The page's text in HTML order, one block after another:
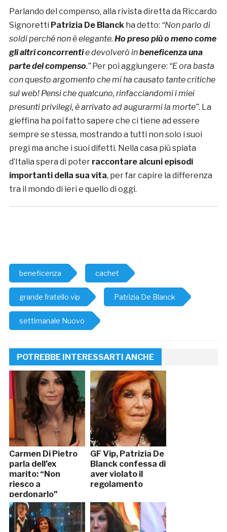
Parlando del compenso, alla rivista diretta da Riccardo
Signoretti Patrizia De Blanck ha detto: “Non parlo di
soldi perché non è elegante. Ho preso più o meno come
gli altri concorrentie devolverò inbeneficenza una
parte del compenso.”Per poi aggiungere: “E ora basta
con questo argomento che mi ha causato tante critiche
sul web! Pensi che qualcuno, rinfacciandomi i miei
presunti privilegi, è arrivato ad augurarmi la morte”. La
gieffina ha poi fatto sapere che ci tiene ad essere
sempre se stessa, mostrando a tutti non solo i suoi
pregi ma anche i suoi difetti. Nella casa più spiata
d’Italia spera di poter raccontare alcuni episodi
importanti della sua vita, per far capire la differenza
tra il mondo di ieri e quello di oggi.
beneficenza cachet
grande fratello vip Patrizia De Blanck
settimanale Nuovo
POTREBBE INTERESSARTI ANCHE
Carmen Di Pietro
parla dell’ex
marito: “Non
riesco a
perdonarlo”
GF Vip, Patrizia De
Blanck confessa di
aver violato il
regolamento